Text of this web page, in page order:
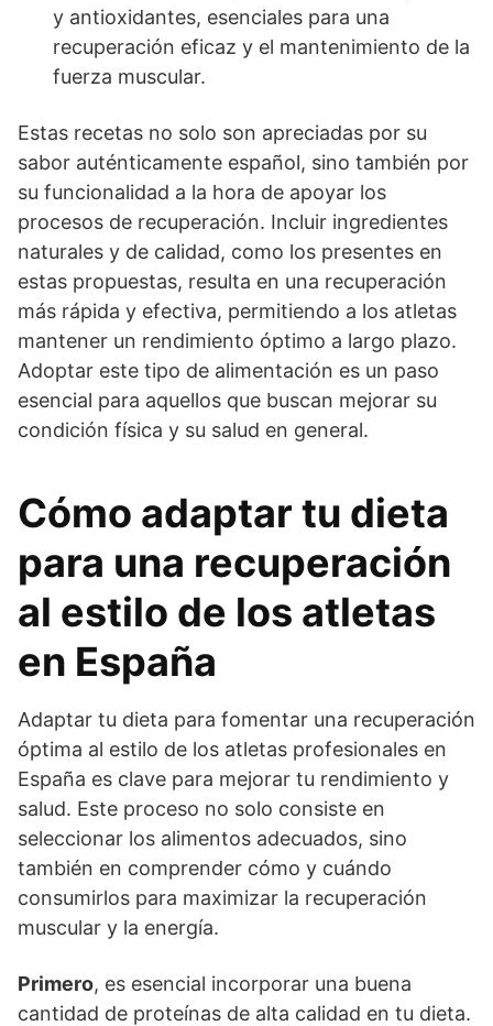
y antioxidantes, esenciales para una
recuperación eficaz y el mantenimiento de la
fuerza muscular.
Estas recetas no solo son apreciadas por su
sabor auténticamente español, sino también por
su funcionalidad a la hora de apoyar los
procesos de recuperación. Incluir ingredientes
naturales y de calidad, como los presentes en
estas propuestas, resulta en una recuperación
más rápida y efectiva, permitiendo a los atletas
mantener un rendimiento óptimo a largo plazo.
Adoptar este tipo de alimentación es un paso
esencial para aquellos que buscan mejorar su
condición física y su salud en general.
Cómo adaptar tu dieta
para una recuperación
al estilo de los atletas
en España
Adaptar tu dieta para fomentar una recuperación
óptima al estilo de los atletas profesionales en
España es clave para mejorar tu rendimiento y
salud. Este proceso no solo consiste en
seleccionar los alimentos adecuados, sino
también en comprender cómo y cuándo
consumirlos para maximizar la recuperación
muscular y la energía.
Primero, es esencial incorporar una buena
cantidad de proteínas de alta calidad en tu dieta.